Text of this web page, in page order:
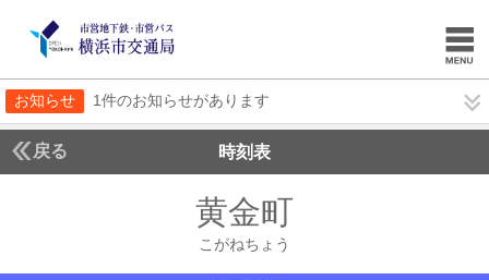
お知らせ 1件のお知らせがあります
戻る 時刻表
黄金町
こがねちょう